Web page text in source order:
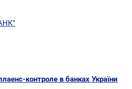
контроле в банках України